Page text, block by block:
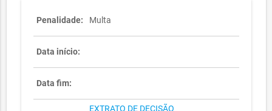
Penalidade: Multa
Data início:
Data fim:
EXTRATO DE DECISÃO